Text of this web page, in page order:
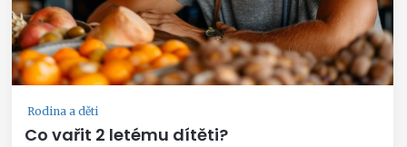
Rodina a děti
Co vařit 2 letému dítěti?